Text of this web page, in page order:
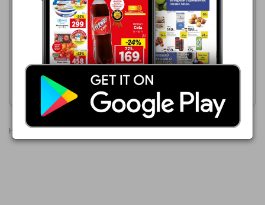
2026.08.06 - 08.12
199,00 Ft
7days croissant
Akciós újság
megtekintése
TESCO
2026.08.13 - 08.17
199,00 Ft
7days croissant
Akciós újság
megtekintése
Hirdetések